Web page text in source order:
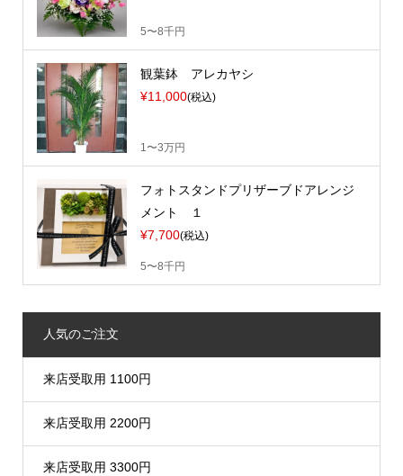
5〜8千円
観葉鉢 アレカヤシ
¥11,000(税込)
1〜3万円
フォトスタンドプリザーブドアレンジ
メント １
¥7,700(税込)
5〜8千円
人気のご注文
来店受取用 1100円
来店受取用 2200円
来店受取用 3300円